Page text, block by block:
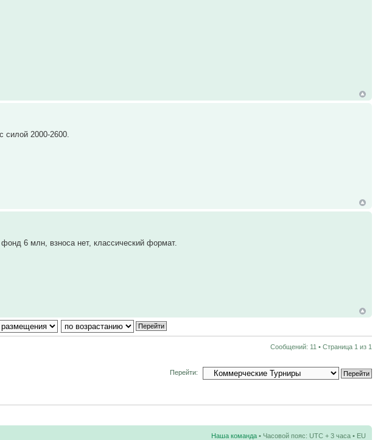
силой 2000-2600.
6 млн, взноса нет, классический формат.
Сообщений: 11 • Страница 1 из 1
Перейти:
Наша команда • Часовой пояс: UTC + 3 часа • EU